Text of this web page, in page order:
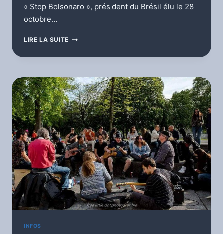
« Stop Bolsonaro », président du Brésil élu le 28
octobre…
LIRE LA SUITE MARJO
STOP
RASSEMBLEMENT
A
GENEVE
INFOS